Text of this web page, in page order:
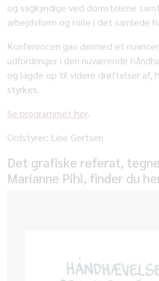
og sagkyndige ved domstolene
arbejdsform og rolle i det samlede
Konferencen gav dermed et
udfordringer i den nuværende
og lagde op til videre drøftelser af,
styrkes.
Se programmet her.
Ordstyrer: Line Gertsen
Det grafiske referat,
Marianne Pihl, finder du